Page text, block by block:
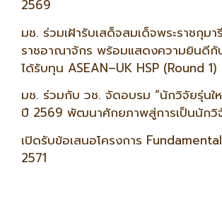
2569
มช. ร่วมเฝ้ารับเสด็จสมเด็จพระราชกุม
ราชอาณาจักร พร้อมแสดงความยินดี
ได้รับทุน ASEAN–UK HSP (Round 1)
มช. ร่วมกับ วช. จัดอบรม “นักวิจัยรุ่นใ
ปี 2569 พัฒนาศักยภาพสู่การเป็นนัก
เปิดรับข้อเสนอโครงการ
2571